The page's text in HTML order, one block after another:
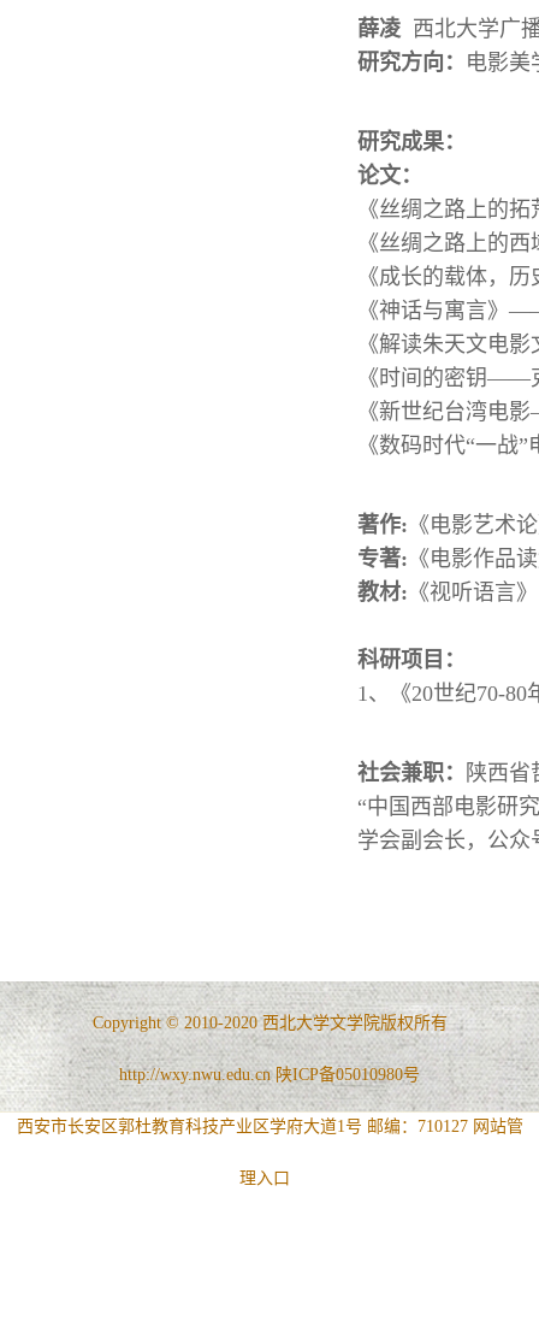
薛凌 西北大学广
研究方向： 电影美
研究成果：
论文：
《丝绸之路上的
《丝绸之路上的
《成长的载体，
《神话与寓言》
《解读朱天文电
《时间的密钥——
《新世纪台湾电
《数码时代“一
著作: 《电影艺
专著: 《电影作品
教材: 《视听语
科研项目：
1、《20世纪70-
社会兼职：
陕西省
“中国西部电影研
学会副会长，公
Copyright © 2010-2020 西北大学文学院版权所有
http://wxy.nwu.edu.cn 陕ICP备05010980号
西安市长安区郭杜教育科技产业区学府大道1号 邮编：710127 网站管
理入口